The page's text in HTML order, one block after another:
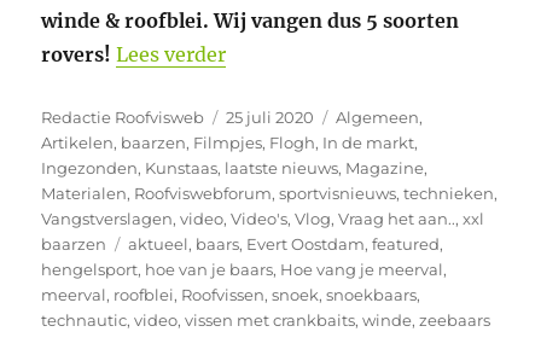
winde & roofblei. Wij vangen dus 5 soorten
rovers! Lees verder“Veilig vissen en heel veel
Auteur
Redactie Roofvisweb
Geplaatst
op
25 juli 2020 Categorieën
Algemeen,
Artikelen, baarzen, Filmpjes, Flogh, In de markt,
Ingezonden, Kunstaas, laatste nieuws, Magazine,
Materialen, Roofviswebforum,sportvisnieuws,technieken,
Vangstverslagen,video,Video's,Vlog,Vraag het aan..,xxl
baarzen
Tags
aktueel, baars, Evert Oostdam,featured,
hengelsport, hoe van je baars, Hoe vang je meerval,
meerval, roofblei, Roofvissen,snoek,snoekbaars,
technautic,video,vissen met crankbaits,winde,zeebaars